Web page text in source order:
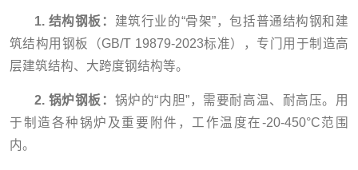
1. 结构钢板： 建筑行业的“骨架”，包括普通结构钢和建
筑结构用钢板（GB/T 19879-2023标准），专门用于制造高
层建筑结构、大跨度钢结构等。
2. 锅炉钢板： 锅炉的“内胆”，需要耐高温、耐高压。用
于制造各种锅炉及重要附件，工作温度在-20-450°C范围
内。